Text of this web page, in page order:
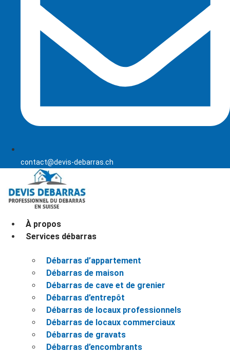
contact@devis-debarras.ch
À propos
Services débarras
Débarras d’appartement
Débarras de maison
Débarras de cave et de grenier
Débarras d’entrepôt
Débarras de locaux professionnels
Débarras de locaux commerciaux
Débarras de gravats
Débarras d’encombrants